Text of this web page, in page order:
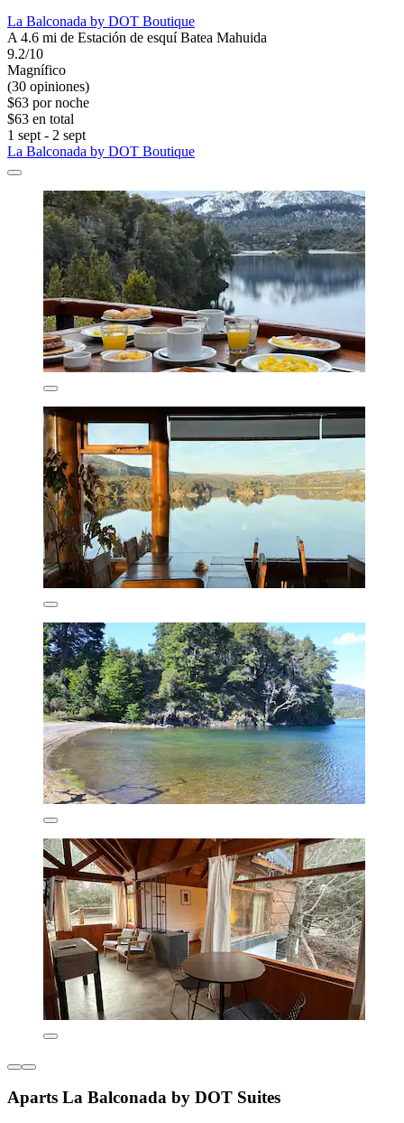
La Balconada by DOT Boutique
A 4.6 mi de Estación de esquí Batea Mahuida
9.2/10
Magnífico
(30 opiniones)
$63 por noche
$63 en total
1 sept - 2 sept
La Balconada by DOT Boutique
Aparts La Balconada by DOT Suites